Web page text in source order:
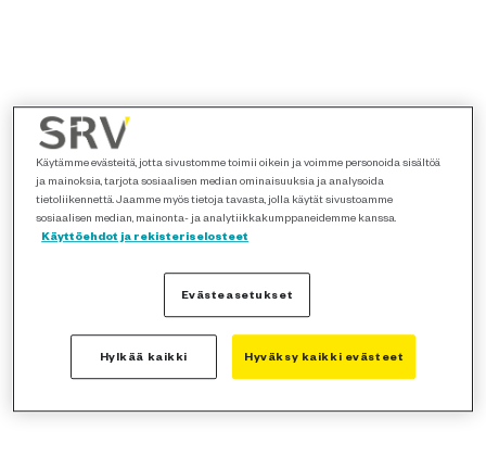
Käytämme evästeitä, jotta sivustomme toimii oikein ja voimme personoida sisältöä
ja mainoksia, tarjota sosiaalisen median ominaisuuksia ja analysoida
tietoliikennettä. Jaamme myös tietoja tavasta, jolla käytät sivustoamme
sosiaalisen median, mainonta- ja analytiikkakumppaneidemme kanssa.
Käyttöehdot ja rekisteriselosteet
Evästeasetukset
Hylkää kaikki Hyväksy kaikki evästeet